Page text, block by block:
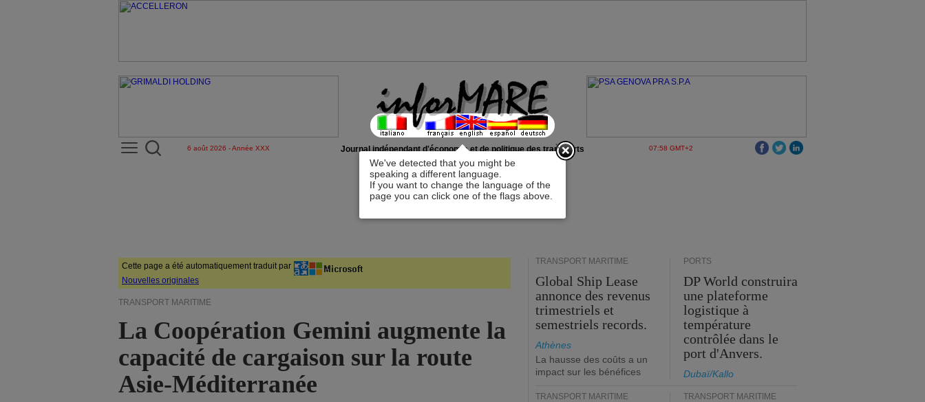
We've detected that you might be
speaking a different language.
If you want to change the language of the
page you can click one of the flags above.
x
6 août 2026 - Année XXX Journal indépendant d'économie et de politique des transports 07:58 GMT+2
Cette page a été automatiquement traduit par
Nouvelles originales
TRANSPORT MARITIME
La Coopération Gemini augmente la
capacité de cargaison sur la route
Asie-Méditerranée
TRANSPORT MARITIME
Global Ship Lease
annonce des revenus
trimestriels et
semestriels records.
Athènes
La hausse des coûts a un
impact sur les bénéfices
PORTS
DP World construira
une plateforme
logistique à
température
contrôlée dans le
port d'Anvers.
Dubaï/Kallo
TRANSPORT MARITIME TRANSPORT MARITIME